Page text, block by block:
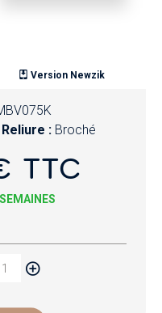
Version Newzik
Reliure : Broché
TTC